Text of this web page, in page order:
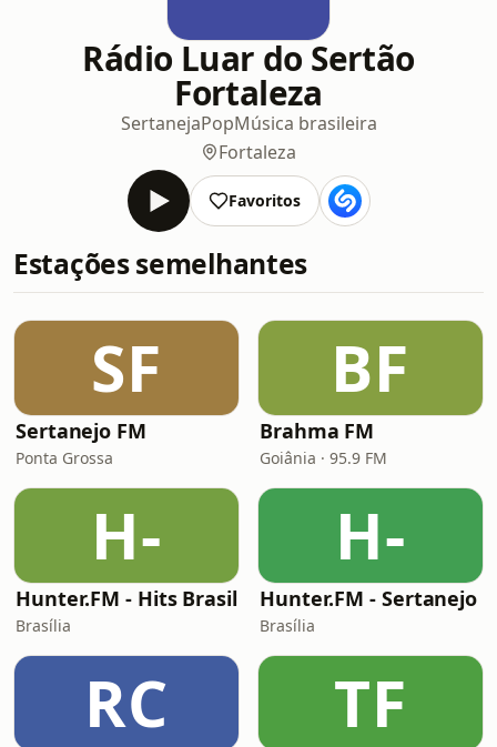
Rádio Luar do Sertão
Fortaleza
SertanejaPopMúsica brasileira
Fortaleza
Favoritos
Estações semelhantes
SF
Sertanejo FM
Ponta Grossa
BF
Brahma FM
Goiânia · 95.9 FM
H-
Hunter.FM - Hits Brasil
Brasília
H-
Hunter.FM - Sertanejo
Brasília
RC TF